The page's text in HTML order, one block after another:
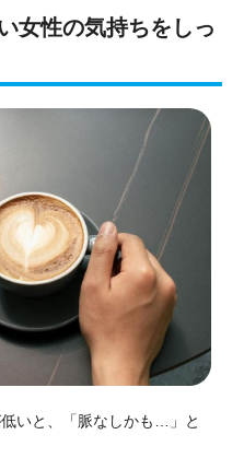
女性の気持ちをしっ
いと、「脈なしかも…」と